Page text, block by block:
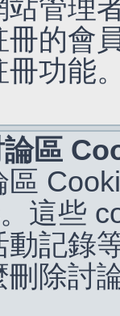
管理
的會
功能
區
區
這些
記錄
刪除討